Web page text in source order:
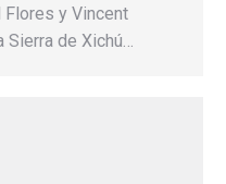
y Vincent
de Xichú…